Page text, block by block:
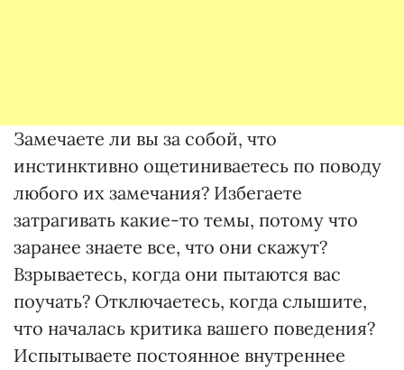
Замечаете ли вы за собой, что
инстинктивно ощетиниваетесь по поводу
любого их замечания? Избегаете
затрагивать какие-то темы, потому что
заранее знаете все, что они скажут?
Взрываетесь, когда они пытаются вас
поучать? Отключаетесь, когда слышите,
что началась критика вашего поведения?
Испытываете постоянное внутреннее